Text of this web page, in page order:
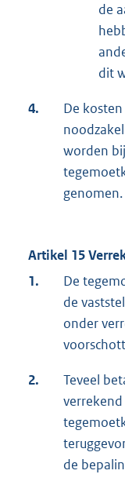
de
dit
4.
De
worden
genomen.
Artikel 15
1.
De
de
onder
2.
Teveel
de